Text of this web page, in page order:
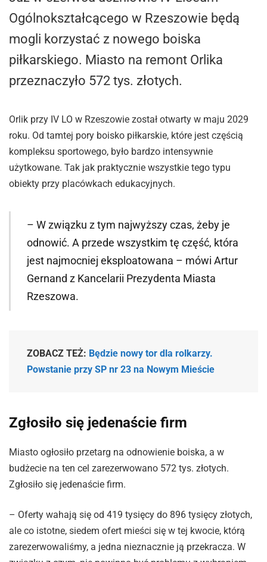
Ogólnokształcącego w Rzeszowie będą
mogli korzystać z nowego boiska
piłkarskiego. Miasto na remont Orlika
przeznaczyło 572 tys. złotych.
Orlik przy IV LO w Rzeszowie został otwarty w maju 2029
roku. Od tamtej pory boisko piłkarskie, które jest częścią
kompleksu sportowego, było bardzo intensywnie
użytkowane. Tak jak praktycznie wszystkie tego typu
obiekty przy placówkach edukacyjnych.
– W związku z tym najwyższy czas, żeby je
odnowić. A przede wszystkim tę część, która
jest najmocniej eksploatowana – mówi Artur
Gernand z Kancelarii Prezydenta Miasta
Rzeszowa.
ZOBACZ TEŻ: Będzie nowy tor dla rolkarzy.
Powstanie przy SP nr 23 na Nowym Mieście
Zgłosiło się jedenaście firm
Miasto ogłosiło przetarg na odnowienie boiska, a w
budżecie na ten cel zarezerwowano 572 tys. złotych.
Zgłosiło się jedenaście firm.
– Oferty wahają się od 419 tysięcy do 896 tysięcy złotych,
ale co istotne, siedem ofert mieści się w tej kwocie, którą
zarezerwowaliśmy, a jedna nieznacznie ją przekracza. W